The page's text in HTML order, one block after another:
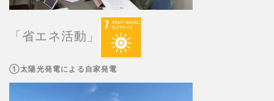
「省エネ活動」
①太陽光発電による自家発電